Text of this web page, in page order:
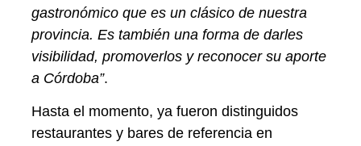
gastronómico que es un clásico de nuestra
provincia. Es también una forma de darles
visibilidad, promoverlos y reconocer su aporte
a Córdoba”.
Hasta el momento, ya fueron distinguidos
restaurantes y bares de referencia en